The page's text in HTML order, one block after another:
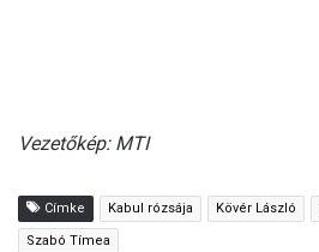
Vezetőkép: MTI
Címke Kabul rózsája Kövér László
Szabó Tímea